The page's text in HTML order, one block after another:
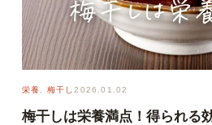
栄養 梅干し2026.01.02
梅干しは栄養満点！得られる